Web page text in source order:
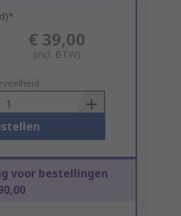
€ 39,00
(incl. BTW)
voor bestellingen